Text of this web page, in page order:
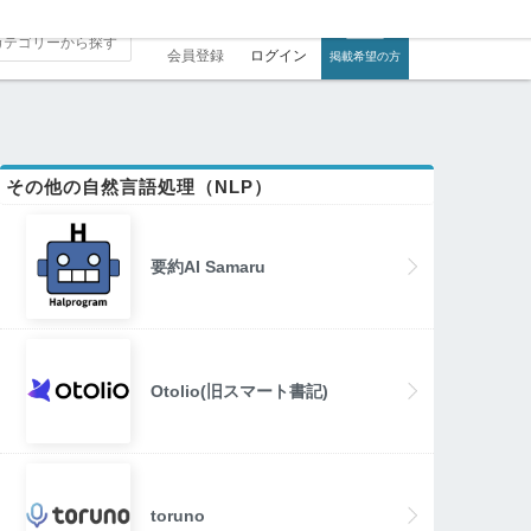
会員登録 ログイン 掲載希望の方
その他の自然言語処理（NLP）
要約AI Samaru
Otolio(旧スマート書記)
toruno